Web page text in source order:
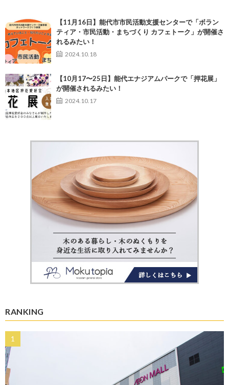
【11月16日】能代市市民活動支援センターで「ボラン
ティア・市民活動・まちづくり カフェトーク」が開催さ
れるみたい！
2024.10.18
【10月17〜25日】能代エナジアムパークで「押花展」
が開催されるみたい！
2024.10.17
RANKING